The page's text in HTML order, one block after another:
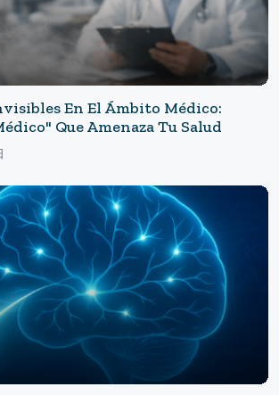
En El Ámbito Médico:
Que Amenaza Tu Salud